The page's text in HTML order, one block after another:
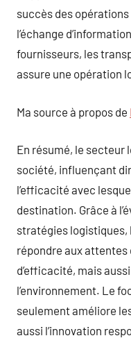
succès des
l’échange
fournisseurs, les
assure une opération
Ma source à propos de
En résumé, le secteur
société, influençant
l’efficacité avec
destination. Grâce à
stratégies logistiques,
répondre aux
d’efficacité, mais
l’environnement. Le
seulement améliore
aussi l’innovation